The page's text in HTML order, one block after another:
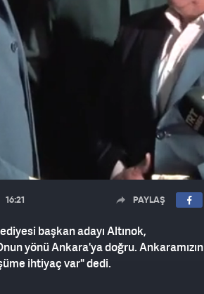
16:21 PAYLAŞ
başkan adayı Altınok,
yönü Ankara'ya doğru. Ankaramızın
ihtiyaç var" dedi.